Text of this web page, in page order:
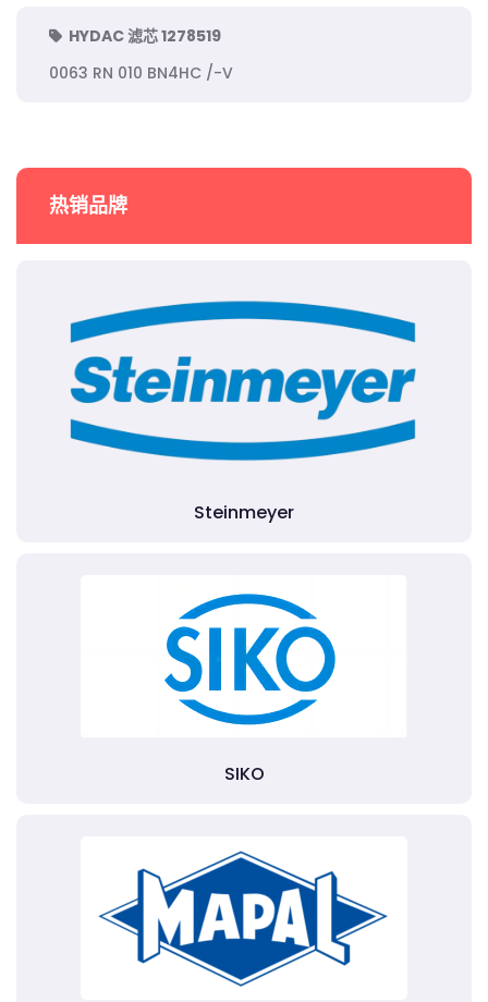
HYDAC 滤芯 1278519
0063 RN 010 BN4HC /-V
热销品牌
Steinmeyer
SIKO